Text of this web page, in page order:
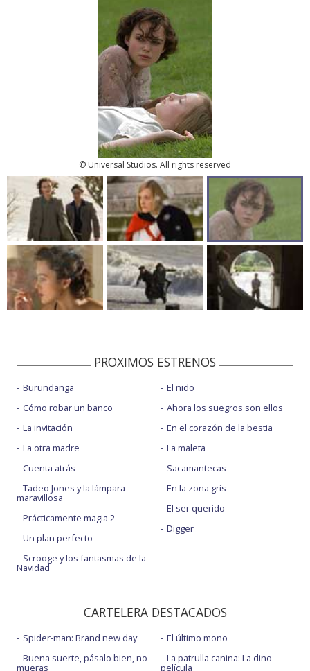
© Universal Studios. All rights reserved
PROXIMOS ESTRENOS
Burundanga
Cómo robar un banco
La invitación
La otra madre
Cuenta atrás
Tadeo Jones y la lámpara
maravillosa
Prácticamente magia 2
Un plan perfecto
Scrooge y los fantasmas de la
Navidad
El nido
Ahora los suegros son ellos
En el corazón de la bestia
La maleta
Sacamantecas
En la zona gris
El ser querido
Digger
CARTELERA DESTACADOS
Spider-man: Brand new day
Buena suerte, pásalo bien, no
mueras
El último mono
La patrulla canina: La dino
película